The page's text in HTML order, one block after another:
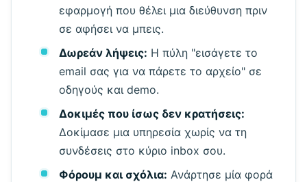
εφαρμογή που θέλει μια διεύθυνση πριν
σε αφήσει να μπεις.
Δωρεάν λήψεις: Η πύλη "εισάγετε το
email σας για να πάρετε το αρχείο" σε
οδηγούς και demo.
Δοκιμές που ίσως δεν κρατήσεις:
Δοκίμασε μια υπηρεσία χωρίς να τη
συνδέσεις στο κύριο inbox σου.
Φόρουμ και σχόλια: Ανάρτησε μία φορά